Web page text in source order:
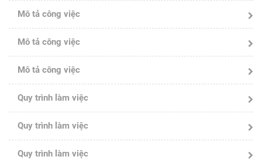
Mô tả công việc
Mô tả công việc
Mô tả công việc
Quy trình làm việc
Quy trình làm việc
Quy trình làm việc